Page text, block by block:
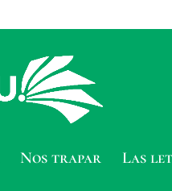
Nos trapar Las